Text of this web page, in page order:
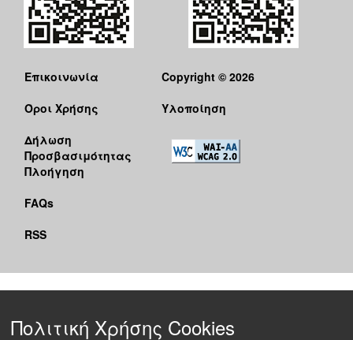
Επικοινωνία
Όροι Χρήσης
Δήλωση
Προσβασιμότητας
Πλοήγηση
FAQs
RSS
Copyright © 2026
Υλοποίηση
Πολιτική Χρήσης Cookies